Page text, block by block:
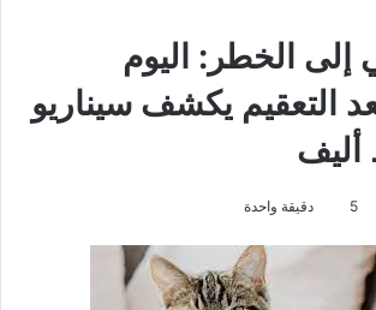
إلى الخطر: اليوم
التعقيم يكشف سيناريو
5 دقيقة واحدة